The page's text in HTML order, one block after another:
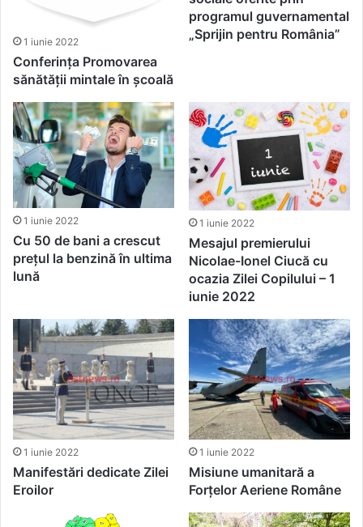
1 iunie 2022
Conferința Promovarea
sănătății mintale în școală
programul guvernamental
„Sprijin pentru România”
1 iunie 2022
Cu 50 de bani a crescut
prețul la benzină în ultima
lună
1 iunie 2022
Mesajul premierului
Nicolae-Ionel Ciucă cu
ocazia Zilei Copilului – 1
iunie 2022
1 iunie 2022
Manifestări dedicate Zilei
Eroilor
1 iunie 2022
Misiune umanitară a
Forțelor Aeriene Române